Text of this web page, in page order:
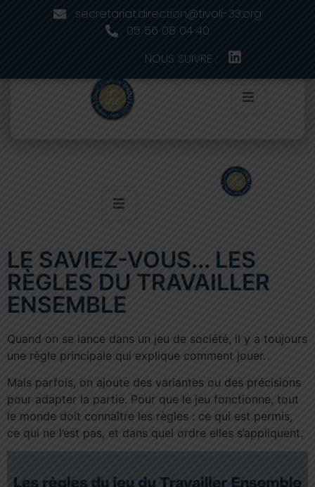
secretariat.direction@tivoli-33.org
05 56 08 04 40
NOUS SUIVRE :
LE SAVIEZ-VOUS... LES
RÈGLES DU TRAVAILLER
ENSEMBLE
Quand on se lance dans un jeu de société, il y a toujours
une règle principale qui explique comment jouer.
Mais parfois, on ajoute des variantes ou des précisions
pour adapter la partie. Pour que le jeu fonctionne, tout
le monde doit connaître les règles : ce qui est permis,
ce qui ne l’est pas, et dans quel ordre elles s’appliquent.